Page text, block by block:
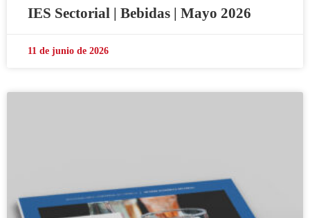
IES Sectorial | Bebidas | Mayo 2026
11 de junio de 2026